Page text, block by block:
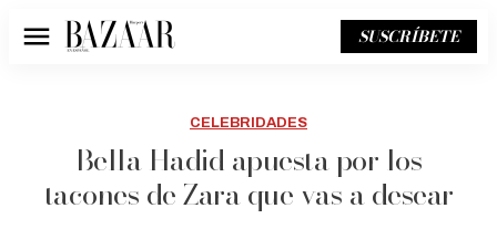
Menú SUSCRÍBETE
CELEBRIDADES
Bella Hadid apuesta por los
tacones de Zara que vas a desear